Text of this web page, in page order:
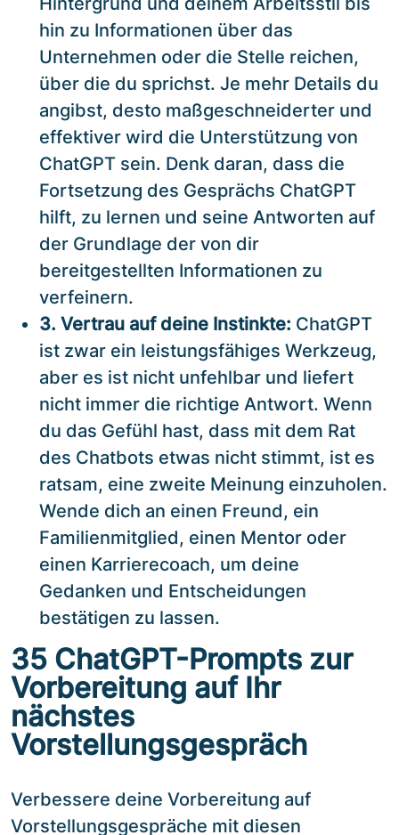
hin zu Informationen über das
Unternehmen oder die Stelle reichen,
über die du sprichst. Je mehr Details du
angibst, desto maßgeschneiderter und
effektiver wird die Unterstützung von
ChatGPT sein. Denk daran, dass die
Fortsetzung des Gesprächs ChatGPT
hilft, zu lernen und seine Antworten auf
der Grundlage der von dir
bereitgestellten Informationen zu
verfeinern.
3. Vertrau auf deine Instinkte: ChatGPT
ist zwar ein leistungsfähiges Werkzeug,
aber es ist nicht unfehlbar und liefert
nicht immer die richtige Antwort. Wenn
du das Gefühl hast, dass mit dem Rat
des Chatbots etwas nicht stimmt, ist es
ratsam, eine zweite Meinung einzuholen.
Wende dich an einen Freund, ein
Familienmitglied, einen Mentor oder
einen Karrierecoach, um deine
Gedanken und Entscheidungen
bestätigen zu lassen.
35 ChatGPT-Prompts zur
Vorbereitung auf Ihr
nächstes
Vorstellungsgespräch
Verbessere deine Vorbereitung auf
Vorstellungsgespräche mit diesen